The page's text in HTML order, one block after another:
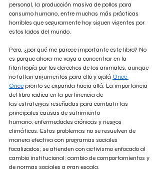
personal, la producción masiva de pollos para
consumo humano, entre muchas más prácticas
horribles que seguramente hoy siguen vigentes por
estos lados del mundo.
Pero, ¿por qué me parece importante este libro? No
es porque ahora me vaya a concentrar en la
filantropía por los derechos de los animales, aunque
no faltan argumentos para ello y ojalá Once
Once pronto se expanda hacia allá. La importancia
del libro radica en la pertinencia de
las estrategias reseñadas para combatir las
principales causas de sufrimiento
humano: enfermedades crónicas y riesgos
climáticos. Estos problemas no se resuelven de
manera efectiva con programas sociales
focalizados; se atienden con activismo enfocado al
cambio institucional: cambio de comportamientos y
de normas sociales a gran escala.